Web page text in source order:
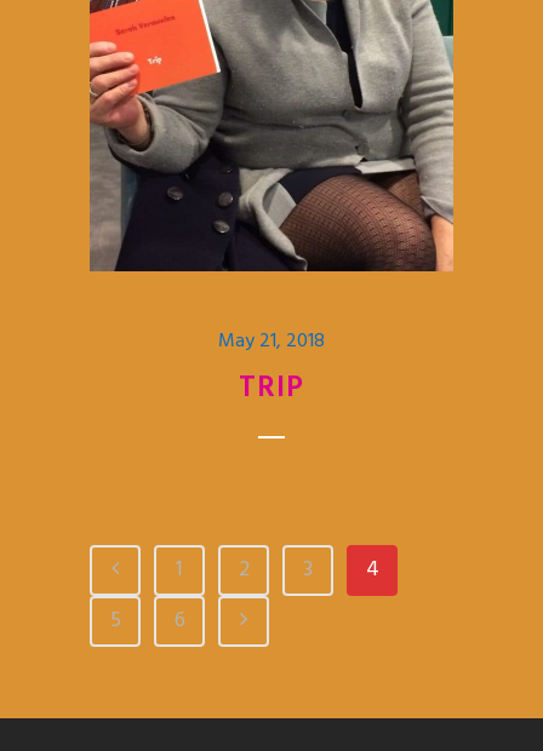
May 21, 2018
TRIP
1 2 3
4
5
6